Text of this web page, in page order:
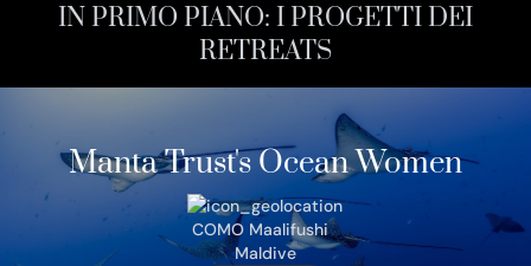
IN PRIMO PIANO: I PROGETTI DEI
RETREATS
Manta Trust's Ocean Women
COMO Maalifushi
Maldive